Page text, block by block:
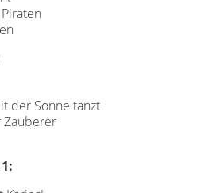
der Sonne tanzt
Zauberer